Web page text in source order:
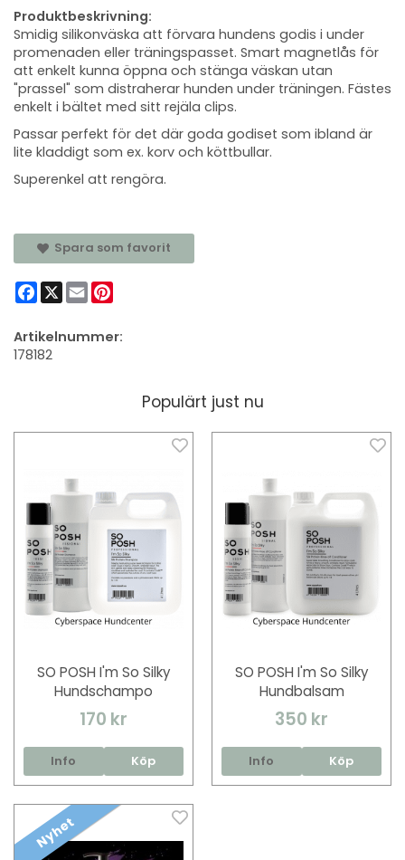
Produktbeskrivning:
​Smidig silikonväska att förvara hundens godis i under
promenaden eller träningspasset. Smart magnetlås för
att enkelt kunna öppna och stänga väskan utan
"prassel" som distraherar hunden under träningen. Fästes
enkelt i bältet med sitt rejäla clips.
Passar perfekt för det där goda godiset som ibland är
lite kladdigt som ex. korv och köttbullar.
Superenkel att rengöra.
Spara som favorit
Facebook
X Email
Artikelnummer:
178182
Populärt just nu
SO POSH I'm So Silky
Hundschampo
170 kr
Info Köp
SO POSH I'm So Silky
Hundbalsam
350 kr
Info Köp
Nyhet